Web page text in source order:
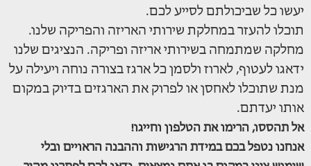
יעשו כל שביכולתם לסייע לכם.
תוכלו להעזר במחלקת שירותי האריזה והפריקה שלנו.
מחלקה שמתמחה בשירותי אריזה ופריקה. הנציגים שלנו
ידאגו לעטוף, לארוז ולסמן כל ארגז בצורה נוחה ויעילה על
מנת שתוכלו לאחסן או לפרוק את הארגזים בדיוק במקום
אותו יעדתם.
אל תהססו, הרימו את הטלפון וחייגו!
אנחנו נטפל בכם במידת הרגישות וההבנה הראויים ובלי